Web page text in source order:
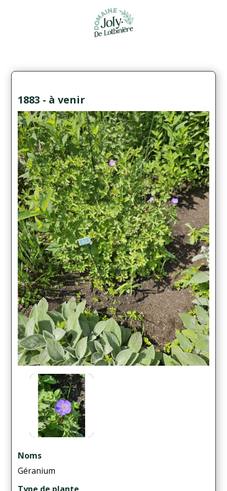
1883 - à venir
Noms
Géranium